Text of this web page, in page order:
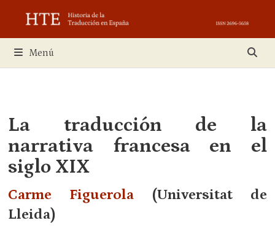
contenido
Menú
La traducción de la
narrativa francesa en el
siglo XIX
Carme Figuerola (Universitat de
Lleida)